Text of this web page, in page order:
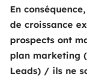
En
de croissance
prospects ont
plan marketing
Leads) / ils ne